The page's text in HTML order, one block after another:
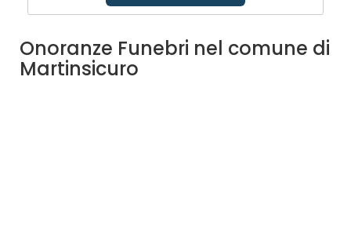
Onoranze Funebri nel comune di
Martinsicuro